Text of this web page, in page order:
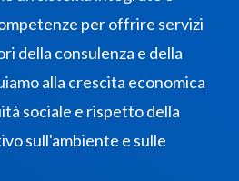
per offrire servizi
della consulenza e della
alla crescita economica
sociale e rispetto della
sull'ambiente e sulle